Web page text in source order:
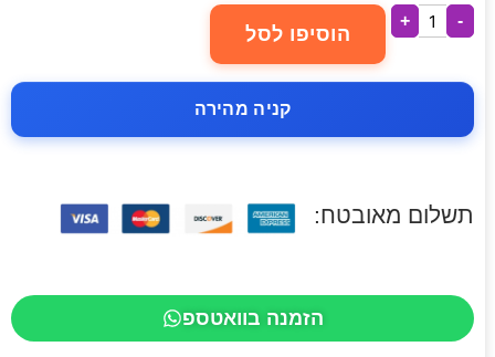
-
+
הוסיפו לסל
קניה מהירה
תשלום מאובטח:
הזמנה בוואטספ